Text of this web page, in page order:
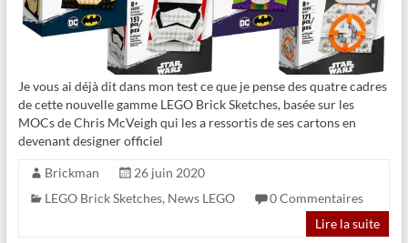
Je vous ai déjà dit dans mon test ce que je pense des quatre cadres
de cette nouvelle gamme LEGO Brick Sketches, basée sur les
MOCs de Chris McVeigh qui les a ressortis de ses cartons en
devenant designer officiel
Brickman
26 juin 2020
LEGO Brick Sketches, News LEGO
0 Commentaires
Lire la suite